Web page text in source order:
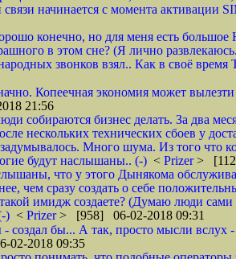
связи начинается с момента
конечно, но для меня есть
в этом сне? (Я лично
звонков взял.. Как в своё
Копеечная экономия может
21:56
собираются бизнес делать. За два
нескольких технических сбоев у
Много шума. Из того что
будут наслышаны.. (-) < Prizer>
что у этого Дынякома
чем сразу создать о себе
имидж создаете? (Думаю люди сами
) < Prizer> [958] 06-02-2018 09:31
создал бы... А так, просто мысли вслух
02-2018 09:35